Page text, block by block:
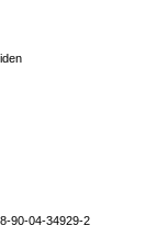
90-04-34929-2